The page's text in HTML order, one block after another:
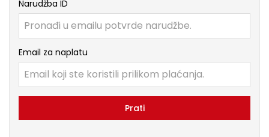
Narudžba ID
Email za naplatu
Prati